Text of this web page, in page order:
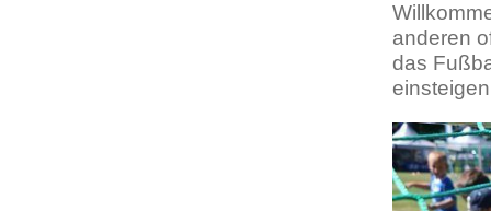
anderen
das